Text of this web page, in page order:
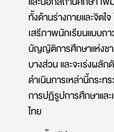
ทั้งด้านร่างกายและจิต
เสรีภาพนักเรียนแบบถ
บัญญัติการศึกษาแห่งชา
บางส่วน และจะเร่งผลั
ดำเนินการเหล่านี้กระ
การปฏิรูปการศึกษาแล
ไทย